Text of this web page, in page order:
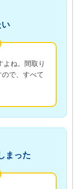
よね。間取り
で、すべて
まった